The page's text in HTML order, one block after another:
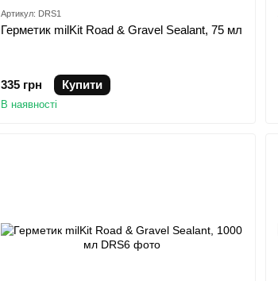
Артикул: DRS1
Герметик milKit Road & Gravel Sealant, 75 мл
335 грн Купити
В наявності